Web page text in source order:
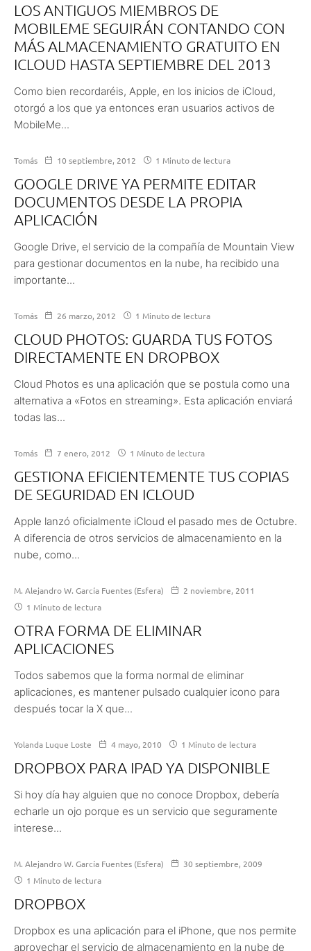
LOS ANTIGUOS MIEMBROS DE
MOBILEME SEGUIRÁN CONTANDO CON
MÁS ALMACENAMIENTO GRATUITO EN
ICLOUD HASTA SEPTIEMBRE DEL 2013
Como bien recordaréis, Apple, en los inicios de iCloud,
otorgó a los que ya entonces eran usuarios activos de
MobileMe...
Tomás 10 septiembre, 2012 1 Minuto de lectura
GOOGLE DRIVE YA PERMITE EDITAR
DOCUMENTOS DESDE LA PROPIA
APLICACIÓN
Google Drive, el servicio de la compañía de Mountain View
para gestionar documentos en la nube, ha recibido una
importante...
Tomás 26 marzo, 2012 1 Minuto de lectura
CLOUD PHOTOS: GUARDA TUS FOTOS
DIRECTAMENTE EN DROPBOX
Cloud Photos es una aplicación que se postula como una
alternativa a «Fotos en streaming». Esta aplicación enviará
todas las...
Tomás 7 enero, 2012 1 Minuto de lectura
GESTIONA EFICIENTEMENTE TUS COPIAS
DE SEGURIDAD EN ICLOUD
Apple lanzó oficialmente iCloud el pasado mes de Octubre.
A diferencia de otros servicios de almacenamiento en la
nube, como...
M. Alejandro W. García Fuentes (Esfera)
2 noviembre, 2011
1 Minuto de lectura
OTRA FORMA DE ELIMINAR
APLICACIONES
Todos sabemos que la forma normal de eliminar
aplicaciones, es mantener pulsado cualquier icono para
después tocar la X que...
Yolanda Luque Loste 4 mayo, 2010 1 Minuto de lectura
DROPBOX PARA IPAD YA DISPONIBLE
Si hoy día hay alguien que no conoce Dropbox, debería
echarle un ojo porque es un servicio que seguramente
interese...
M. Alejandro W. García Fuentes (Esfera)
30 septiembre, 2009
1 Minuto de lectura
DROPBOX
Dropbox es una aplicación para el iPhone, que nos permite
aprovechar el servicio de almacenamiento en la nube de